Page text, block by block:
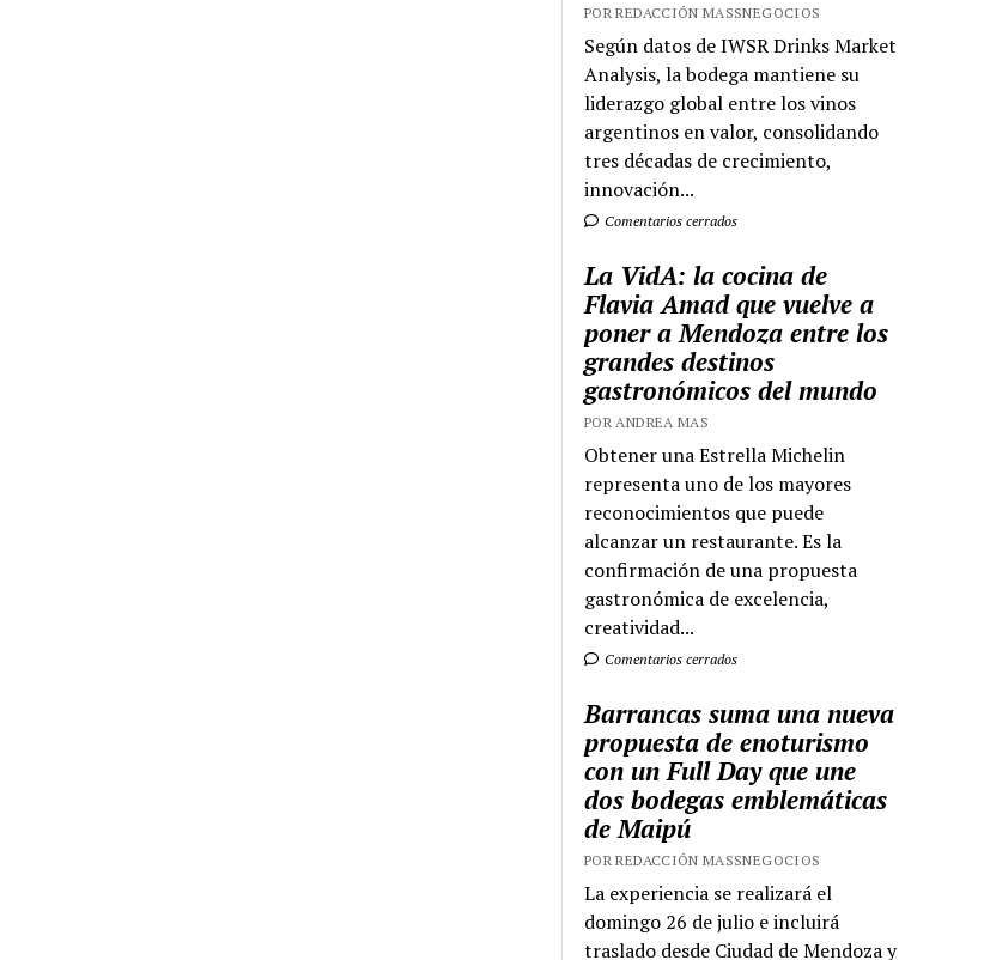
POR REDACCIÓN MASSNEGOCIOS
Según datos de IWSR Drinks Market
Analysis, la bodega mantiene su
liderazgo global entre los vinos
argentinos en valor, consolidando
tres décadas de crecimiento,
innovación...
Comentarios cerrados
La VidA: la cocina de
Flavia Amad que vuelve a
poner a Mendoza entre los
grandes destinos
gastronómicos del mundo
POR ANDREA MAS
Obtener una Estrella Michelin
representa uno de los mayores
reconocimientos que puede
alcanzar un restaurante. Es la
confirmación de una propuesta
gastronómica de excelencia,
creatividad...
Comentarios cerrados
Barrancas suma una nueva
propuesta de enoturismo
con un Full Day que une
dos bodegas emblemáticas
de Maipú
POR REDACCIÓN MASSNEGOCIOS
La experiencia se realizará el
domingo 26 de julio e incluirá
traslado desde Ciudad de Mendoza y